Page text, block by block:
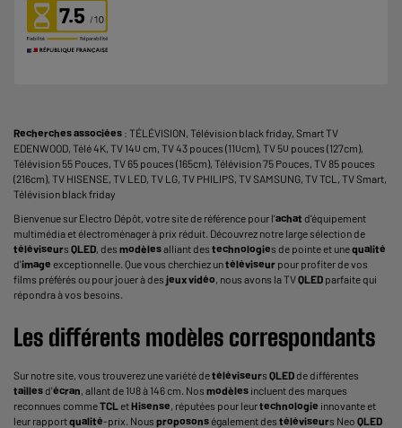
7.5
Recherches associées : TÉLÉVISION, Télévision black friday, Smart TV
EDENWOOD, Télé 4K, TV 140 cm, TV 43 pouces (110cm), TV 50 pouces (127cm),
Télévision 55 Pouces, TV 65 pouces (165cm), Télévision 75 Pouces, TV 85 pouces
(216cm), TV HISENSE, TV LED, TV LG, TV PHILIPS, TV SAMSUNG, TV TCL , TV Smart,
Télévision black friday
Bienvenue sur Electro Dépôt, votre site de référence pour l'achat d'équipement
multimédia et électroménager à prix réduit. Découvrez notre large sélection de
téléviseurs QLED, des modèlesalliant des technologies de pointe et unequalité
d'image exceptionnelle. Que vous cherchiez untéléviseur pour profiter de vos
films préférés ou pour jouer à des jeuxvidéo, nous avons la TVQLED parfaite qui
répondra à vos besoins.
Les différents modèles correspondants
Sur notre site, vous trouverez une variété detéléviseurs QLEDde différentes
taillesd'écran, allant de 108 à 146 cm. Nos modèles incluent des marques
reconnues commeTCLetHisense, réputées pour leurtechnologie innovante et
leur rapportqualité-prix. Nous proposonségalement des téléviseurs Neo QLED